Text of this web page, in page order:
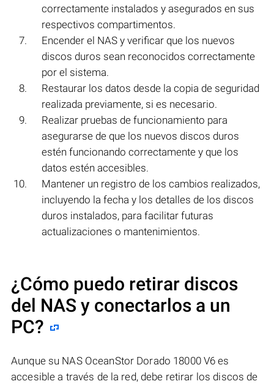
correctamente instalados y asegurados en sus
respectivos compartimentos.
Encender el NAS y verificar que los nuevos
discos duros sean reconocidos correctamente
por el sistema.
Restaurar los datos desde la copia de seguridad
realizada previamente, si es necesario.
Realizar pruebas de funcionamiento para
asegurarse de que los nuevos discos duros
estén funcionando correctamente y que los
datos estén accesibles.
Mantener un registro de los cambios realizados,
incluyendo la fecha y los detalles de los discos
duros instalados, para facilitar futuras
actualizaciones o mantenimientos.
¿Cómo puedo retirar discos
del NAS y conectarlos a un
PC?
Aunque su NAS OceanStor Dorado 18000 V6 es
accesible a través de la red, debe retirar los discos de